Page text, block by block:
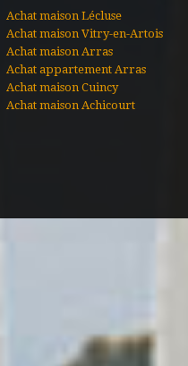
Achat maison Lécluse
Achat maison Vitry-en-Artois
Achat maison Arras
Achat appartement Arras
Achat maison Cuincy
Achat maison Achicourt